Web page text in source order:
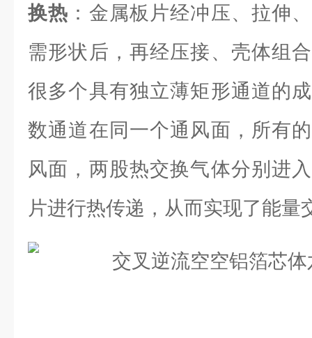
换热 ：金属板片经冲压、拉伸
需形状后，再经压接、壳体组
很多个具有独立薄矩形通道的
数通道在同一个通风面，所有
风面，两股热交换气体分别进
片进行热传递，从而实现了能量